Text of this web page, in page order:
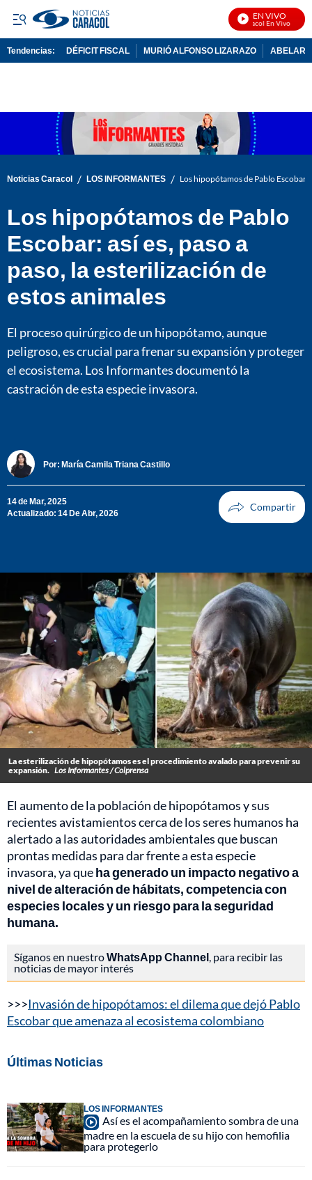
EN VIVO
Noticias Caracol En Vivo
Tendencias: DÉFICIT FISCAL MURIÓ ALFONSO LIZARAZO
Noticias Caracol / LOS INFORMANTES / Los hipopótamos de Pablo Escobar:
Los hipopótamos de Pablo
Escobar: así es, paso a
paso, la esterilización de
estos animales
El proceso quirúrgico de un hipopótamo, aunque
peligroso, es crucial para frenar su expansión y proteger
el ecosistema. Los Informantes documentó la
castración de esta especie invasora.
Por: María Camila Triana Castillo
14 de Mar, 2025
Actualizado: 14 De Abr, 2026
La esterilización de hipopótamos es el procedimiento avalado para prevenir su
expansión. Los Informantes / Colprensa
El aumento de la población de hipopótamos y sus
recientes avistamientos cerca de los seres humanos ha
alertado a las autoridades ambientales que buscan
prontas medidas para dar frente a esta especie
invasora, ya queha generado un impacto negativo a
nivel de alteración de hábitats, competencia con
especies locales y un riesgo para la seguridad
humana.
Síganos en nuestroWhatsApp Channel , para recibir las
noticias de mayor interés
>>>Invasión de hipopótamos: el dilema que dejó Pablo
Escobar que amenaza al ecosistema colombiano
Últimas Noticias
LOS INFORMANTES
Así es el acompañamiento sombra de una
madre en la escuela de su hijo con hemofilia
para protegerlo